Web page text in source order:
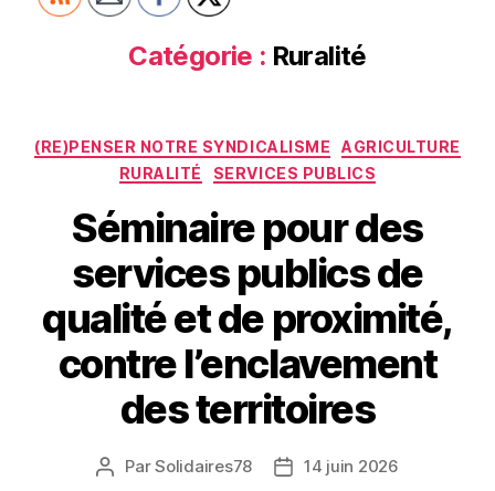
Catégorie : Ruralité
Catégories
(RE)PENSER NOTRE SYNDICALISME
AGRICULTURE
RURALITÉ
SERVICES PUBLICS
Séminaire pour des
services publics de
qualité et de proximité,
contre l’enclavement
des territoires
Auteur
ParSolidaires78
Date14 juin 2026